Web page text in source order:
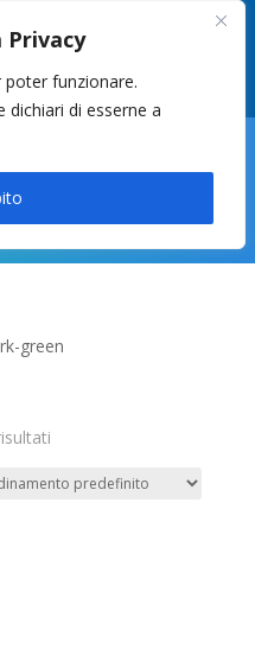
Privacy
poter funzionare.
dichiari di esserne a
/ 14:30-17
green